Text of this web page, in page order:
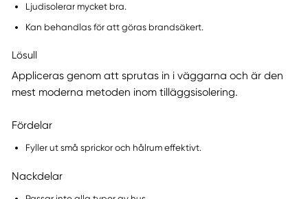
Ljudisolerar mycket bra.
Kan behandlas för att göras brandsäkert.
Lösull
Appliceras genom att sprutas in i väggarna och är den
mest moderna metoden inom tilläggsisolering.
Fördelar
Fyller ut små sprickor och hålrum effektivt.
Nackdelar